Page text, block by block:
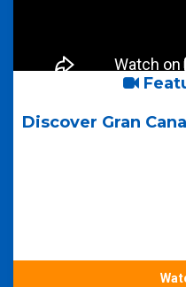
Discover Gran